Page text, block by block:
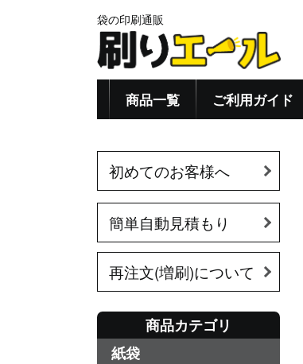
袋の印刷通販
商品一覧 ご利用ガイド
初めてのお客様へ
簡単自動見積もり
再注文(増刷)について
商品カテゴリ
紙袋